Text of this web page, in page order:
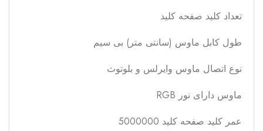
تعداد کلید صفحه کلید
طول کابل ماوس (سانتی متر) بی سیم
نوع اتصال ماوس وایرلس و بلوتوث
ماوس دارای نور RGB
عمر کلید صفحه کلید 5000000